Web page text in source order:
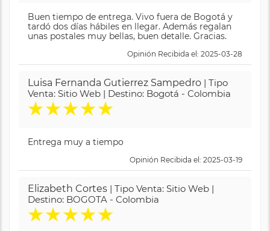
Buen tiempo de entrega. Vivo fuera de Bogotá y
tardó dos días hábiles en llegar. Además regalan
unas postales muy bellas, buen detalle. Gracias.
Opinión Recibida el: 2025-03-28
Luisa Fernanda Gutierrez Sampedro | Tipo
Venta: Sitio Web | Destino: Bogotá - Colombia
★★★★★
Entrega muy a tiempo
Opinión Recibida el: 2025-03-19
Elizabeth Cortes | Tipo Venta: Sitio Web |
Destino: BOGOTA - Colombia
★★★★★